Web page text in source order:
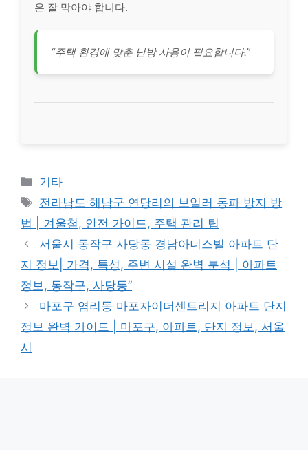
은 잘 막아야 합니다.
“주택 환경에 맞춘 난방 사용이 필요합니다.”
Categories
기타
Tags
전라남도 해남군 연당리의 보일러 동파 방지 방
법 | 겨울철, 안전 가이드, 주택 관리 팁
서울시 동작구 사당동 경남아너스빌 아파트 단
지 정보| 가격, 특성, 주변 시설 완벽 분석 | 아파트
정보, 동작구, 사당동”
마포구 염리동 마포자이더센트리지 아파트 단지
정보 완벽 가이드 | 마포구, 아파트, 단지 정보, 서울
시